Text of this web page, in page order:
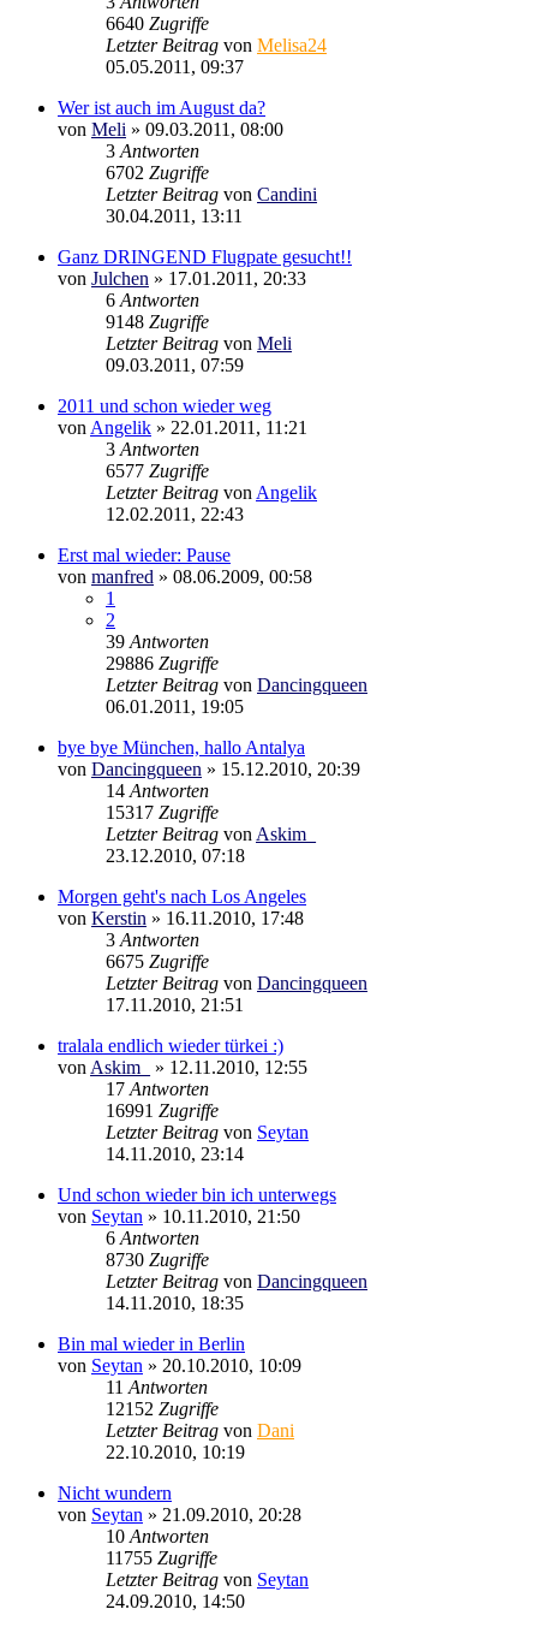
6640 Zugriffe
Letzter Beitrag von Melisa24
05.05.2011, 09:37
Wer ist auch im August da?
von Meli » 09.03.2011, 08:00
3 Antworten
6702 Zugriffe
Letzter Beitrag von Candini
30.04.2011, 13:11
Ganz DRINGEND Flugpate gesucht!!
von Julchen » 17.01.2011, 20:33
6 Antworten
9148 Zugriffe
Letzter Beitrag von Meli
09.03.2011, 07:59
2011 und schon wieder weg
von Angelik » 22.01.2011, 11:21
3 Antworten
6577 Zugriffe
Letzter Beitrag von Angelik
12.02.2011, 22:43
Erst mal wieder: Pause
von manfred » 08.06.2009, 00:58
1
2
39 Antworten
29886 Zugriffe
Letzter Beitrag von Dancingqueen
06.01.2011, 19:05
bye bye München, hallo Antalya
von Dancingqueen » 15.12.2010, 20:39
14 Antworten
15317 Zugriffe
Letzter Beitrag von Askim_
23.12.2010, 07:18
Morgen geht's nach Los Angeles
von Kerstin » 16.11.2010, 17:48
3 Antworten
6675 Zugriffe
Letzter Beitrag von Dancingqueen
17.11.2010, 21:51
tralala endlich wieder türkei :)
von Askim_ » 12.11.2010, 12:55
17 Antworten
16991 Zugriffe
Letzter Beitrag von Seytan
14.11.2010, 23:14
Und schon wieder bin ich unterwegs
von Seytan » 10.11.2010, 21:50
6 Antworten
8730 Zugriffe
Letzter Beitrag von Dancingqueen
14.11.2010, 18:35
Bin mal wieder in Berlin
von Seytan » 20.10.2010, 10:09
11 Antworten
12152 Zugriffe
Letzter Beitrag von Dani
22.10.2010, 10:19
Nicht wundern
von Seytan » 21.09.2010, 20:28
10 Antworten
11755 Zugriffe
Letzter Beitrag von Seytan
24.09.2010, 14:50